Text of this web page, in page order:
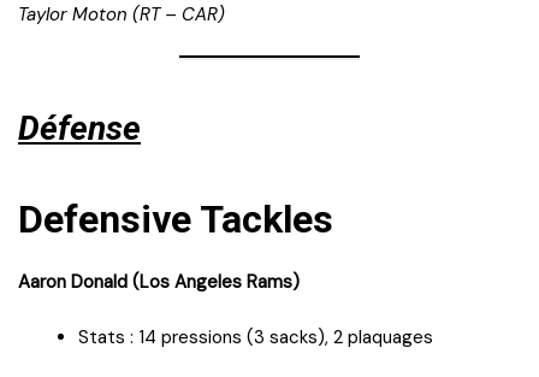
Taylor Moton (RT – CAR)
Défense
Defensive Tackles
Aaron Donald (Los Angeles Rams)
Stats : 14 pressions (3 sacks), 2 plaquages